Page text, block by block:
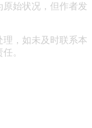
原始状况，但作者发
，如未及时联系本
。